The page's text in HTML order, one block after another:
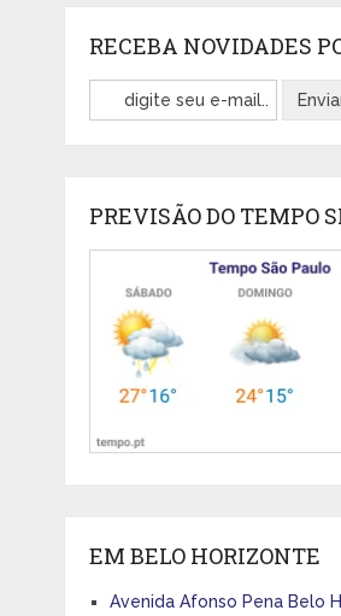
RECEBA NOVIDADES
PREVISÃO DO TEMPO
EM BELO HORIZONTE
Avenida Afonso Pena Belo